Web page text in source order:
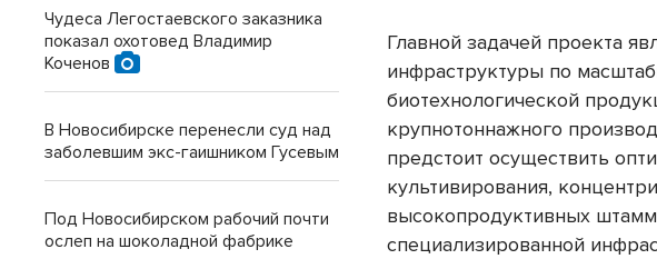
Главной задачей проекта
инфраструктуры по
биотехнологической
крупнотоннажного
предстоит осуществить
культивирования,
высокопродуктивных
специализированной
Чудеса Легостаевского заказника
показал охотовед Владимир
Коченов
В Новосибирске перенесли суд над
заболевшим экс-гаишником Гусевым
Под Новосибирском рабочий почти
ослеп на шоколадной фабрике